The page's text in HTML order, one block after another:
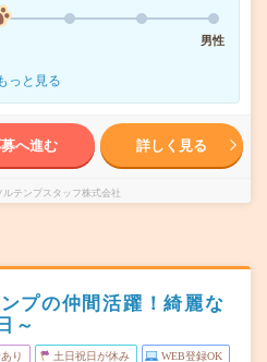
男性
っと見る
へ進む 詳しく見る
ルテンプスタッフ株式会社
プの仲間活躍！綺麗な
～
り 土日祝日が休み WEB登録OK